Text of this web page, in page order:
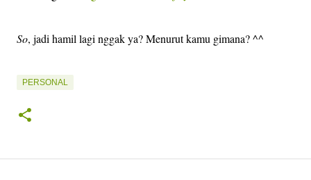
So, jadi hamil lagi nggak ya? Menurut kamu gimana? ^^
PERSONAL